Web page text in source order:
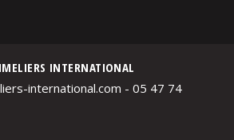
INTERNATIONAL
international.com - 05 47 74